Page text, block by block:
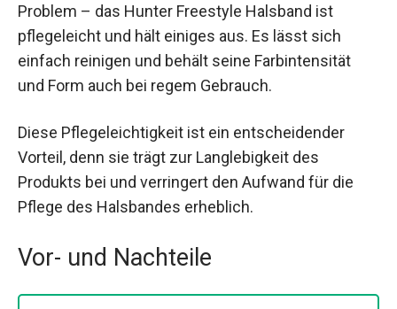
Problem – das Hunter Freestyle Halsband ist
pflegeleicht und hält einiges aus. Es lässt sich
einfach reinigen und behält seine Farbintensität
und Form auch bei regem Gebrauch.
Diese Pflegeleichtigkeit ist ein entscheidender
Vorteil, denn sie trägt zur Langlebigkeit des
Produkts bei und verringert den Aufwand für die
Pflege des Halsbandes erheblich.
Vor- und Nachteile